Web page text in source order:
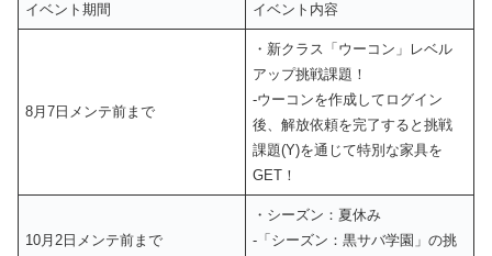
イベント期間 イベント内容
8月7日メンテ前まで
・新クラス「ウーコン」レベル
アップ挑戦課題！
‐ウーコンを作成してログイン
後、解放依頼を完了すると挑戦
課題(Y)を通じて特別な家具を
GET！
10月2日メンテ前まで
・シーズン：夏休み
‐「シーズン：黒サバ学園」の挑